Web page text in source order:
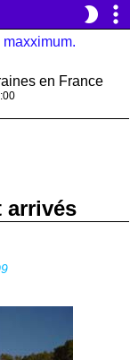
brightness_2 more_vert
en France
arrivés